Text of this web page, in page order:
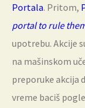
Portala. Pritom,
portal to rule
upotrebu. Akcije
na mašinskom
preporuke akcija
vreme baciš